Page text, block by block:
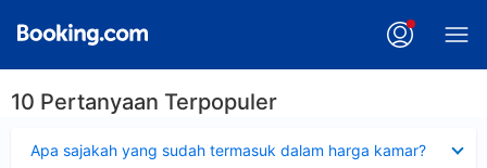
10 Pertanyaan Terpopuler
Apa sajakah yang sudah termasuk dalam harga kamar?